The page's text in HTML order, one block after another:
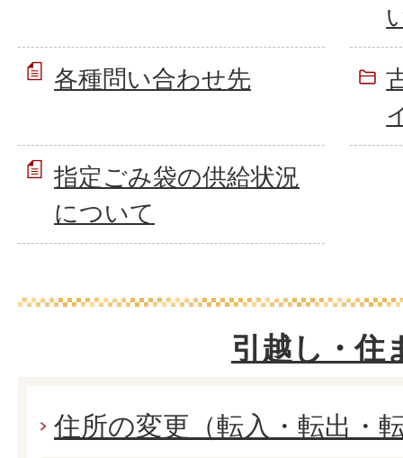
各種問い合わせ先
指定ごみ袋の供給状況
について
引越し・住
住所の変更（転入・転出・